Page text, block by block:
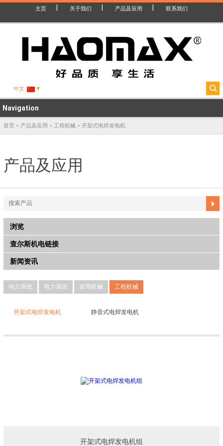
主页 关于我们 产品及应用 联系我们
中文
Navigation
首页 > 产品及应用 > 工程机械> 开架式电焊发电机
产品及应用
浏览
查尔斯机电链接
新闻资讯
动力系统 电力系统 农用机械 工程机械
开架式电焊发电机 静音式电焊发电机
开架式电焊发电机组